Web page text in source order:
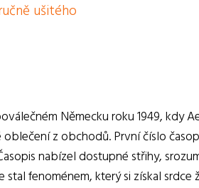
ušitého
Německu roku 1949, kdy
z obchodů. První číslo
nabízel dostupné střihy,
stal fenoménem, který si získal srdce